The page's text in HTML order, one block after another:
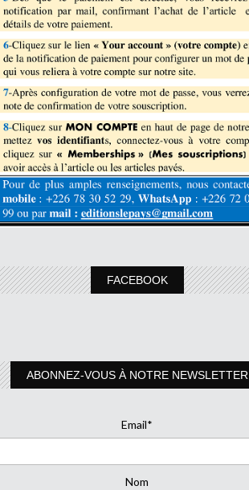
FACEBOOK
ABONNEZ-VOUS À NOTRE NEWSLETTER
Email*
Nom